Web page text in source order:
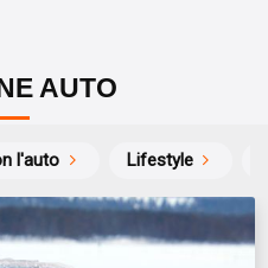
AUTO
l'auto Lifestyle